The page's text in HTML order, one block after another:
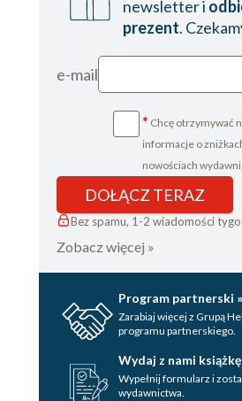
newsletter i
prezent.
e-mail
* Chcę otrzymywać
informacje o
nowościach
DOŁĄCZ TERAZ
Bez spamu, 1-2 wiadomości
Zobacz więcej »
Program partnerski »
Zarabiaj więcej z Grupą
programu partnerskiego.
Wydaj z nami książkę
Wypełnij formularz i
wydawnictwa.